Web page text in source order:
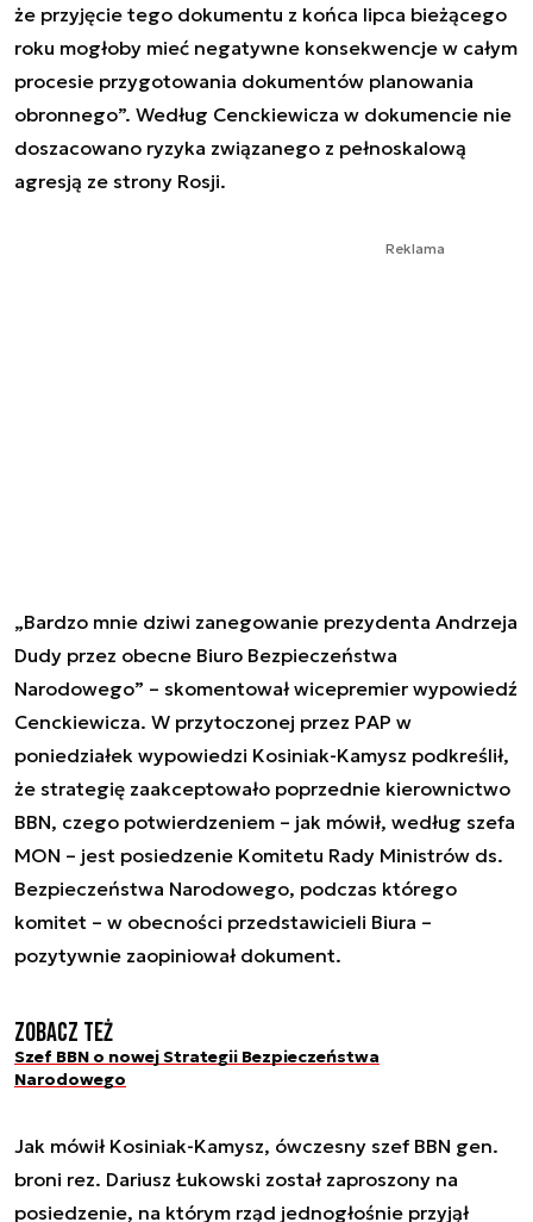
że przyjęcie tego dokumentu z końca lipca bieżącego
roku mogłoby mieć negatywne konsekwencje w całym
procesie przygotowania dokumentów planowania
obronnego”. Według Cenckiewicza w dokumencie nie
doszacowano ryzyka związanego z pełnoskalową
agresją ze strony Rosji.
Reklama
„Bardzo mnie dziwi zanegowanie prezydenta Andrzeja
Dudy przez obecne Biuro Bezpieczeństwa
Narodowego” – skomentował wicepremier wypowiedź
Cenckiewicza. W przytoczonej przez PAP w
poniedziałek wypowiedzi Kosiniak-Kamysz podkreślił,
że strategię zaakceptowało poprzednie kierownictwo
BBN, czego potwierdzeniem – jak mówił, według szefa
MON – jest posiedzenie Komitetu Rady Ministrów ds.
Bezpieczeństwa Narodowego, podczas którego
komitet – w obecności przedstawicieli Biura –
pozytywnie zaopiniował dokument.
Zobacz też
Szef BBN o nowej Strategii Bezpieczeństwa
Narodowego
Jak mówił Kosiniak-Kamysz, ówczesny szef BBN gen.
broni rez. Dariusz Łukowski został zaproszony na
posiedzenie, na którym rząd jednogłośnie przyjął